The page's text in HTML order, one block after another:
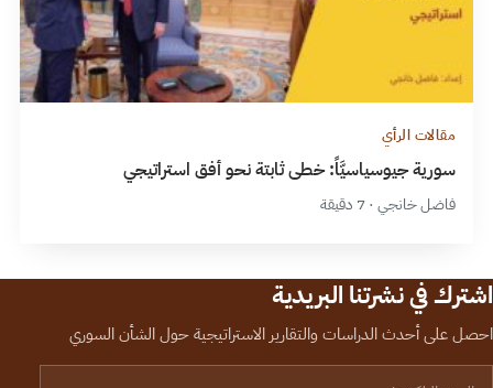
مقالات الرأي
سورية جيوسياسيَّاً: خطى ثابتة نحو أفق استراتيجي
فاضل خانجي · 7 دقيقة
اشترك في نشرتنا البريدية
احصل على أحدث الدراسات والتقارير الاستراتيجية حول الشأن السوري